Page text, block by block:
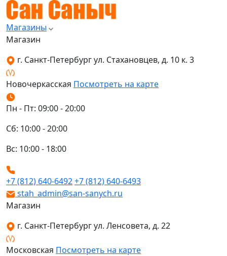
Магазины
Магазин
г. Санкт-Петербург ул. Стахановцев, д. 10 к. 3
Новочеркасская Посмотреть на карте
Пн - Пт: 09:00 - 20:00
Сб: 10:00 - 20:00
Вс: 10:00 - 18:00
+7 (812) 640-6492+7 (812) 640-6493
stah_admin@san-sanych.ru
Магазин
г. Санкт-Петербург ул. Ленсовета, д. 22
Московская Посмотреть на карте